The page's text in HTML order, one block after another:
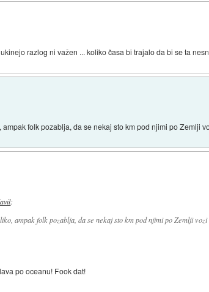
razlog ni važen ... koliko časa bi trajalo da bi se ta
folk pozablja, da se nekaj sto km pod njimi po Zemlji
:
ampak folk pozablja, da se nekaj sto km pod njimi po Zemlji vozi
po oceanu! Fook dat!